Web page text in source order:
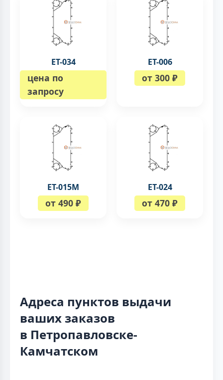
ЕТ-034
цена по
запросу
ЕТ-006
от 300 ₽
ЕТ-015M
от 490 ₽
ЕТ-024
от 470 ₽
Адреса пунктов выдачи
ваших заказов
в Петропавловске-
Камчатском